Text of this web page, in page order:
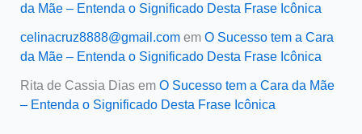
da Mãe – Entenda o Significado Desta Frase Icônica
celinacruz8888@gmail.comem O Sucesso tem a Cara
da Mãe – Entenda o Significado Desta Frase Icônica
Rita de Cassia Diasem O Sucesso tem a Cara da Mãe
– Entenda o Significado Desta Frase Icônica